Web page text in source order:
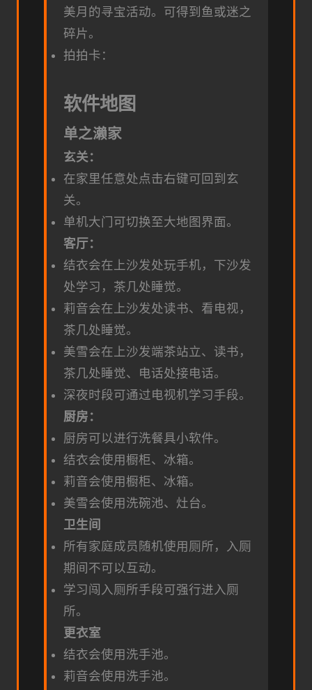
美月的寻宝活动。可得到鱼或迷之
碎片。
拍拍卡：
软件地图
单之濑家
玄关：
在家里任意处点击右键可回到玄
关。
单机大门可切换至大地图界面。
客厅：
结衣会在上沙发处玩手机，下沙发
处学习，茶几处睡觉。
莉音会在上沙发处读书、看电视，
茶几处睡觉。
美雪会在上沙发端茶站立、读书，
茶几处睡觉、电话处接电话。
深夜时段可通过电视机学习手段。
厨房：
厨房可以进行洗餐具小软件。
结衣会使用橱柜、冰箱。
莉音会使用橱柜、冰箱。
美雪会使用洗碗池、灶台。
卫生间
所有家庭成员随机使用厕所，入厕
期间不可以互动。
学习闯入厕所手段可强行进入厕
所。
更衣室
结衣会使用洗手池。
莉音会使用洗手池。